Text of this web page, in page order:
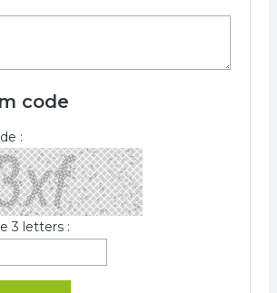
code
:
3 letters :